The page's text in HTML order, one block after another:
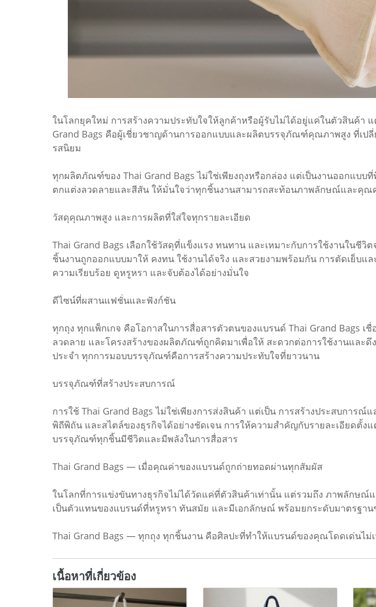
ในโลกยุคใหม่ การสร้างความประทับใจให้ลูกค้าหรือผู้รับไม่ได้อยู่แค่ในตัวสินค้
Grand Bags คือผู้เชี่ยวชาญด้านการออกแบบและผลิตบรรจุภัณฑ์คุณภาพสูง ที่เป
รสนิยม
ทุกผลิตภัณฑ์ของ Thai Grand Bags ไม่ใช่เพียงถุงหรือกล่อง แต่เป็นงานออกแบ
ตกแต่งลวดลายและสีสัน ให้มั่นใจว่าทุกชิ้นงานสามารถสะท้อนภาพลักษณ์และคุณ
วัสดุคุณภาพสูง และการผลิตที่ใส่ใจทุกรายละเอียด
Thai Grand Bags เลือกใช้วัสดุที่แข็งแรง ทนทาน และเหมาะกับการใช้งานในชี
ชิ้นงานถูกออกแบบมาให้ คงทน ใช้งานได้จริง และสวยงามพร้อมกัน การตัดเย็บ
ความเรียบร้อย ดูหรูหรา และจับต้องได้อย่างมั่นใจ
ดีไซน์ที่ผสานแฟชั่นและฟังก์ชัน
ทุกถุง ทุกแพ็กเกจ คือโอกาสในการสื่อสารตัวตนของแบรนด์ Thai Grand Bags
ลวดลาย และโครงสร้างของผลิตภัณฑ์ถูกคิดมาเพื่อให้ สะดวกต่อการใช้งานและดึ
ประจำ ทุกการมอบบรรจุภัณฑ์คือการสร้างความประทับใจที่ยาวนาน
บรรจุภัณฑ์ที่สร้างประสบการณ์
การใช้ Thai Grand Bags ไม่ใช่เพียงการส่งสินค้า แต่เป็น การสร้างประสบการ
พิถีพิถัน และสไตล์ของธุรกิจได้อย่างชัดเจน การให้ความสำคัญกับรายละเอียดตั้ง
บรรจุภัณฑ์ทุกชิ้นมีชีวิตและมีพลังในการสื่อสาร
Thai Grand Bags — เมื่อคุณค่าของแบรนด์ถูกถ่ายทอดผ่านทุกสัมผัส
ในโลกที่การแข่งขันทางธุรกิจไม่ได้วัดแค่ที่ตัวสินค้าเท่านั้น แต่รวมถึง ภาพลักษณ์
เป็นตัวแทนของแบรนด์ที่หรูหรา ทันสมัย และมีเอกลักษณ์ พร้อมยกระดับมาตรฐา
Thai Grand Bags — ทุกถุง ทุกชิ้นงาน คือศิลปะที่ทำให้แบรนด์ของคุณโดดเด่นไม่
เนื้อหาที่เกี่ยวข้อง